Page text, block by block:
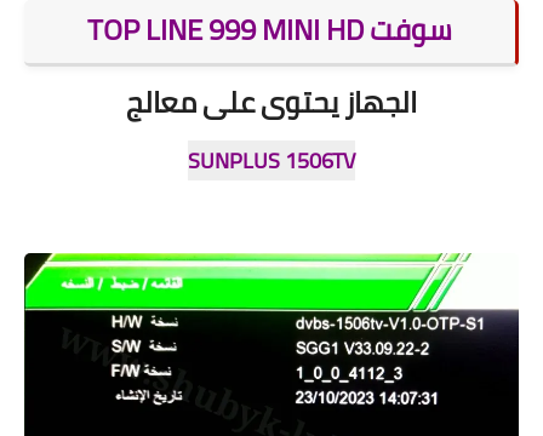
سوفت TOP LINE 999 MINI HD
الجهاز يحتوى على معالج
SUNPLUS 1506TV